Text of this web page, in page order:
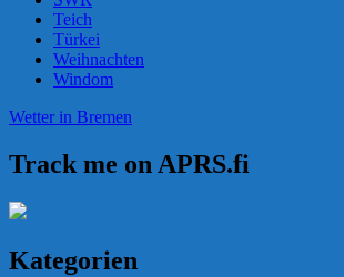
Teich
Türkei
Weihnachten
Windom
Wetter in Bremen
Track me on APRS.fi
Kategorien